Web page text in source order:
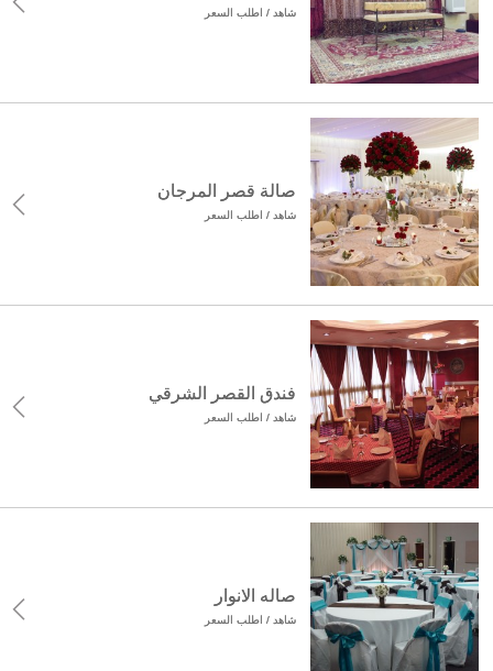
شاهد / اطلب السعر
صالة قصر المرجان
شاهد / اطلب السعر
فندق القصر الشرقي
شاهد / اطلب السعر
صاله الانوار
شاهد / اطلب السعر